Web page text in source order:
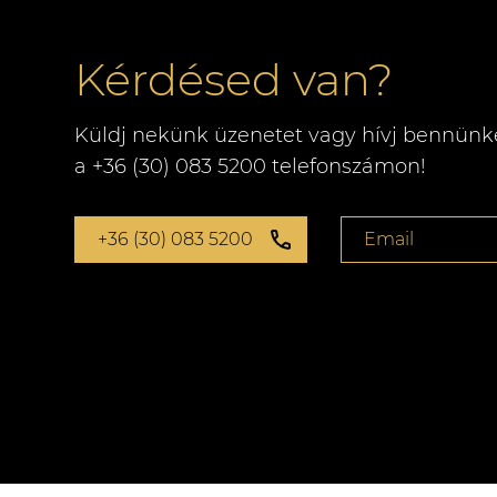
Kérdésed van?
Küldj nekünk üzenetet vagy hívj
a +36 (30) 083 5200 telefonszámon!
+36 (30) 083 5200 Email